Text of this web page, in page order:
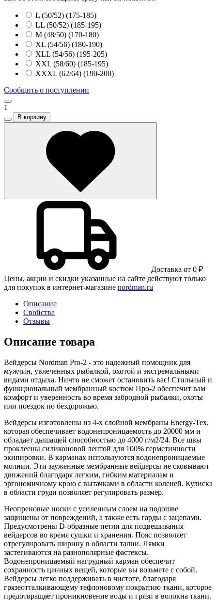
L (50/52) (175-185)
LL (50/52) (185-195)
M (48/50) (170-180)
XL (54/56) (180-190)
XLL (54/56) (195-205)
XXL (58/60) (185-195)
XXXL (62/64) (190-200)
Сообщить о поступлении
1
В корзину
Доставка от 0 ₽
Цены, акции и скидки указанные на сайте действуют только
для покупок в интернет-магазине nordman.ru
Описание
Свойства
Отзывы
Описание товара
Вейдерсы Nordman Pro-2 - это надежный помощник для
мужчин, увлеченных рыбалкой, охотой и экстремальными
видами отдыха. Ничто не сможет остановить вас! Стильный и
функциональный мембранный костюм Про-2 обеспечит вам
комфорт и уверенность во время забродной рыбалки, охоты
или поездок по бездорожью.
Вейдерсы изготовлены из 4-х слойной мембраны Energy-Tex,
которая обеспечивает водонепроницаемость до 20000 мм и
обладает дышащей способностью до 4000 г/м2/24. Все швы
проклеены силиконовой лентой для 100% герметичности
экипировки. В карманах используются водонепроницаемые
молнии. Эти зауженные мембранные вейдерсы не сковывают
движений благодаря легким, гибким материалам и
эргономичному крою с вытачками в области коленей. Кулиска
в области груди позволяет регулировать размер.
Неопреновые носки с усиленным слоем на подошве
защищены от повреждений, а также есть гарды с зацепами.
Предусмотрены D-образные петли для подвешивания
вейдерсов во время сушки и хранения. Пояс позволяет
отрегулировать ширину в области талии. Лямки
застегиваются на разнополярные фастексы.
Водонепроницаемый нагрудный карман обеспечит
сохранность ценных вещей, которые вы возьмете с собой.
Вейдерсы легко поддерживать в чистоте, благодаря
грязеотталкивающему тефлоновому покрытию ткани, которое
предотвращает проникновение воды и грязи в волокна ткани.